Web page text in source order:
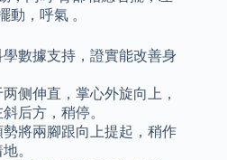
動，呼氣 。
數據支持，證實能改善身
侧伸直，掌心外旋向上，
后方，稍停。
將兩腳跟向上提起，稍作
。